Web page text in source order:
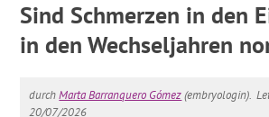
Sind Schmerzen in den
in den Wechseljahren
durchMarta Barranquero Gómez(embryologin).
20/07/2026